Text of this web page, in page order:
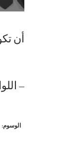
أن
–
الوسوم: